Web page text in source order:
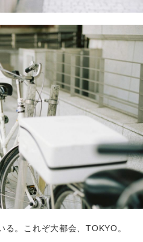
。これぞ大都会、TOKYO。